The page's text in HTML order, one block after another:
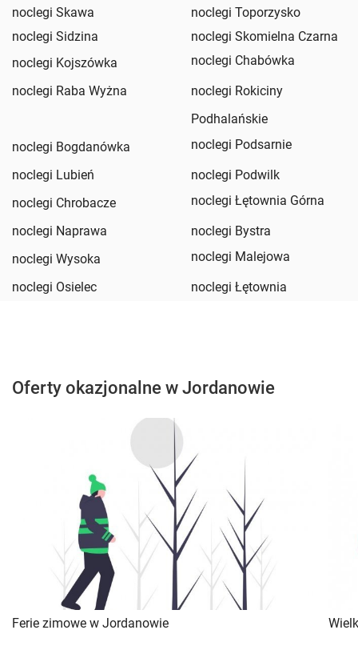
noclegi Skawa
noclegi Toporzysko
noclegi Sidzina
noclegi Skomielna Czarna
noclegi Kojszówka
noclegi Chabówka
noclegi Raba Wyżna
noclegi Rokiciny
Podhalańskie
noclegi Bogdanówka
noclegi Podsarnie
noclegi Lubień
noclegi Podwilk
noclegi Chrobacze
noclegi Łętownia Górna
noclegi Naprawa
noclegi Bystra
noclegi Wysoka
noclegi Malejowa
noclegi Osielec
noclegi Łętownia
Oferty okazjonalne w Jordanowie
Ferie zimowe w Jordanowie